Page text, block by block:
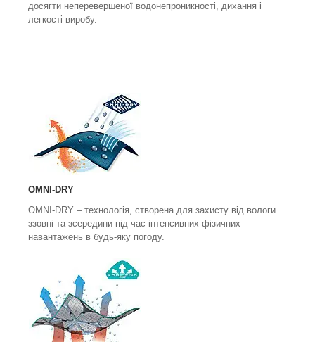
досягти неперевершеної водонепроникності, дихання і
легкості виробу.
OMNI-DRY
OMNI-DRY – технологія, створена для захисту від вологи
ззовні та зсередини під час інтенсивних фізичних
навантажень в будь-яку погоду.